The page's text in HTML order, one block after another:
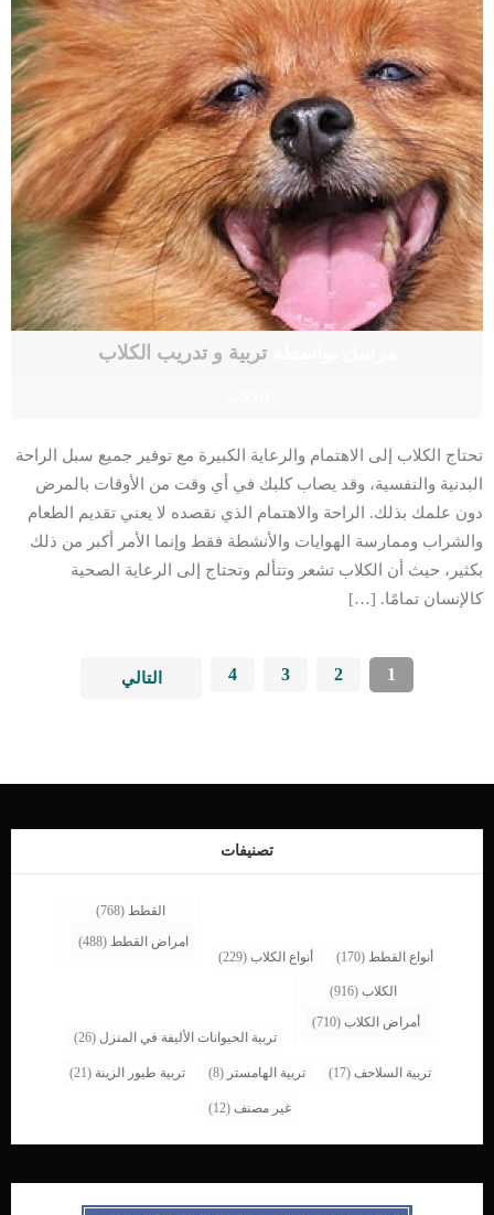
مرسل بواسطةتربية و تدريب الكلاب
تحتاج الكلاب إلى الاهتمام والرعاية الكبيرة مع توفير جميع سبل الراحة
البدنية والنفسية، وقد يصاب كلبك في أي وقت من الأوقات بالمرض
دون علمك بذلك. الراحة والاهتمام الذي نقصده لا يعني تقديم الطعام
والشراب وممارسة الهوايات والأنشطة فقط وإنما الأمر أكبر من ذلك
بكثير، حيث أن الكلاب تشعر وتتألم وتحتاج إلى الرعاية الصحية
كالإنسان تمامًا. […]
1
2
3
4 التالي
تصنيفات
أنواع القطط (170) أنواع الكلاب (229)
القطط (768)
امراض القطط (488)
الكلاب (916)
أمراض الكلاب (710)
تربية الحيوانات الأليفة في المنزل (26)
تربية السلاحف (17) تربية الهامستر (8) تربية طيور الزينة (21)
غير مصنف (12)